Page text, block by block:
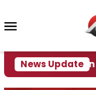
konten
News Update
Jadi Tuan